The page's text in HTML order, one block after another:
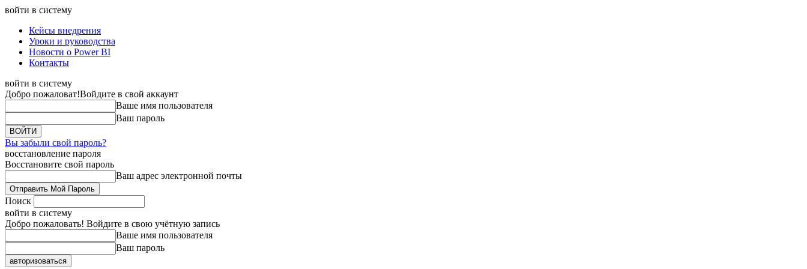
войти в систему
Кейсы внедрения
Уроки и руководства
Новости о Power BI
Контакты
войти в систему
Добро пожаловат!Войдите в свой аккаунт
Ваше имя пользователя
Ваш пароль
Вы забыли свой пароль?
восстановление пароля
Восстановите свой пароль
Ваш адрес электронной почты
Поиск
войти в систему
Добро пожаловать! Войдите в свою учётную запись
Ваше имя пользователя
Ваш пароль